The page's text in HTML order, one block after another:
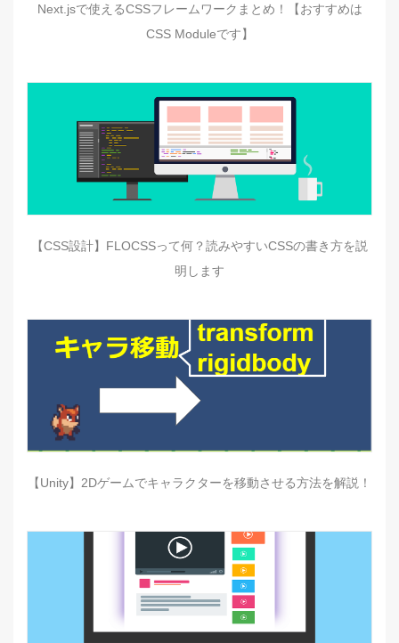
Next.jsで使えるCSSフレームワークまとめ！【おすすめは
CSS Moduleです】
【CSS設計】FLOCSSって何？読みやすいCSSの書き方を説
明します
【Unity】2Dゲームでキャラクターを移動させる方法を解説！